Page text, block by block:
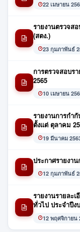
22 เมษายน
รายงานตรวจส
(สตง.)
23 กุมภาพันธ์
การตรวจสอบร
2565
10 เมษายน
รายงานการกำ
ตั้งแต่ ตุลาคม
19 มีนาคม
ประกาศรายงา
12 กุมภาพันธ์
รายงานรายละ
ทั่วไป ประจำปีง
12 พฤศจิกายน